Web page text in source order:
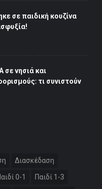
σε παιδική κουζίνα
σε νησιά και
τι συνιστούν
Διασκέδαση
0-1 Παιδί 1-3